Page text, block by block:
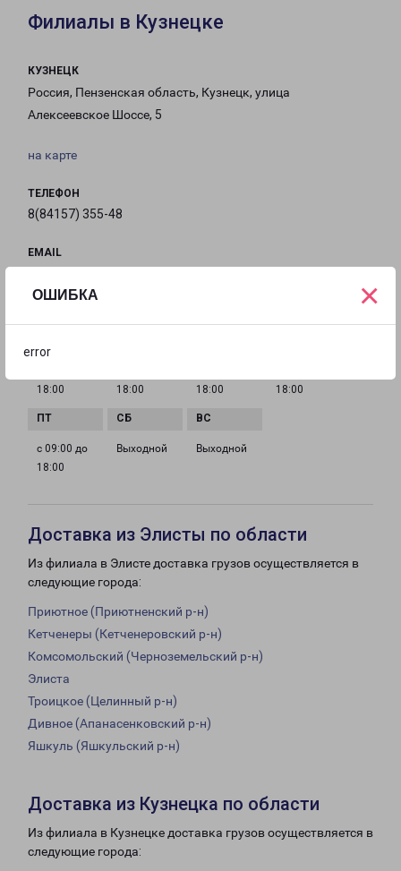
ОШИБКА
error
×
Филиалы в Кузнецке
КУЗНЕЦК
Россия, Пензенская область, Кузнецк, улица
Алексеевское Шоссе, 5
на карте
ТЕЛЕФОН
8(84157) 355-48
EMAIL
18:00
18:00
18:00
18:00
с 09:00 до
18:00
Выходной Выходной
Доставка из Элисты по области
Из филиала в Элисте доставка грузов осуществляется в
следующие города:
Приютное (Приютненский р-н)
Кетченеры (Кетченеровский р-н)
Комсомольский (Черноземельский р-н)
Элиста
Троицкое (Целинный р-н)
Дивное (Апанасенковский р-н)
Яшкуль (Яшкульский р-н)
Доставка из Кузнецка по области
Из филиала в Кузнецке доставка грузов осуществляется в
следующие города: